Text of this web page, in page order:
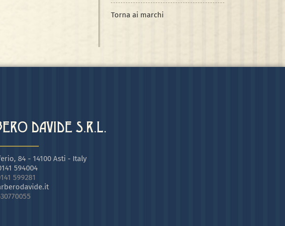
Torna ai marchi
DAVIDE S.R.L.
84 - 14100 Asti - Italy
594004
599281